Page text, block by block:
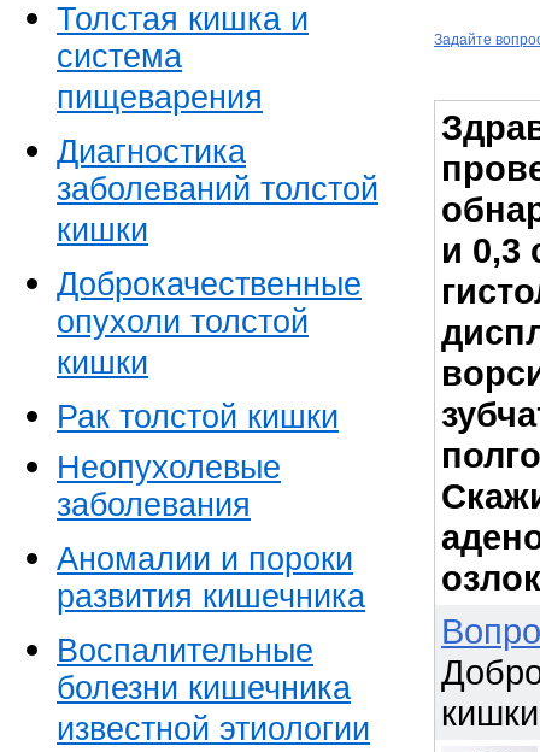
Толстая кишка и
система
пищеварения
Диагностика
заболеваний толстой
кишки
Доброкачественные
опухоли толстой
кишки
Рак толстой кишки
Неопухолевые
заболевания
Аномалии и пороки
развития кишечника
Воспалительные
болезни кишечника
известной этиологии
Задайте
и 0,3